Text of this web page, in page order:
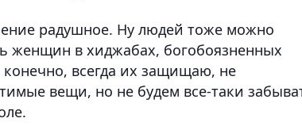
радушное. Ну людей тоже можно
женщин в хиджабах, богобоязненных
всегда их защищаю, не
вещи, но не будем все-таки